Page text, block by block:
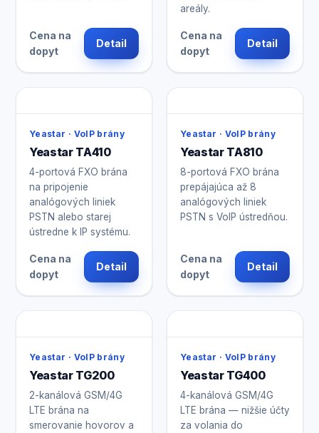
Cena na
dopyt
Detail
areály.
Cena na
dopyt
Detail
Yeastar · VoIP brány
Yeastar TA410
4-portová FXO brána
na pripojenie
analógových liniek
PSTN alebo starej
ústredne k IP systému.
Cena na
dopyt
Detail
Yeastar · VoIP brány
Yeastar TA810
8-portová FXO brána
prepájajúca až 8
analógových liniek
PSTN s VoIP ústredňou.
Cena na
dopyt
Detail
Yeastar · VoIP brány
Yeastar TG200
2-kanálová GSM/4G
LTE brána na
smerovanie hovorov a
Yeastar · VoIP brány
Yeastar TG400
4-kanálová GSM/4G
LTE brána — nižšie účty
za volania do